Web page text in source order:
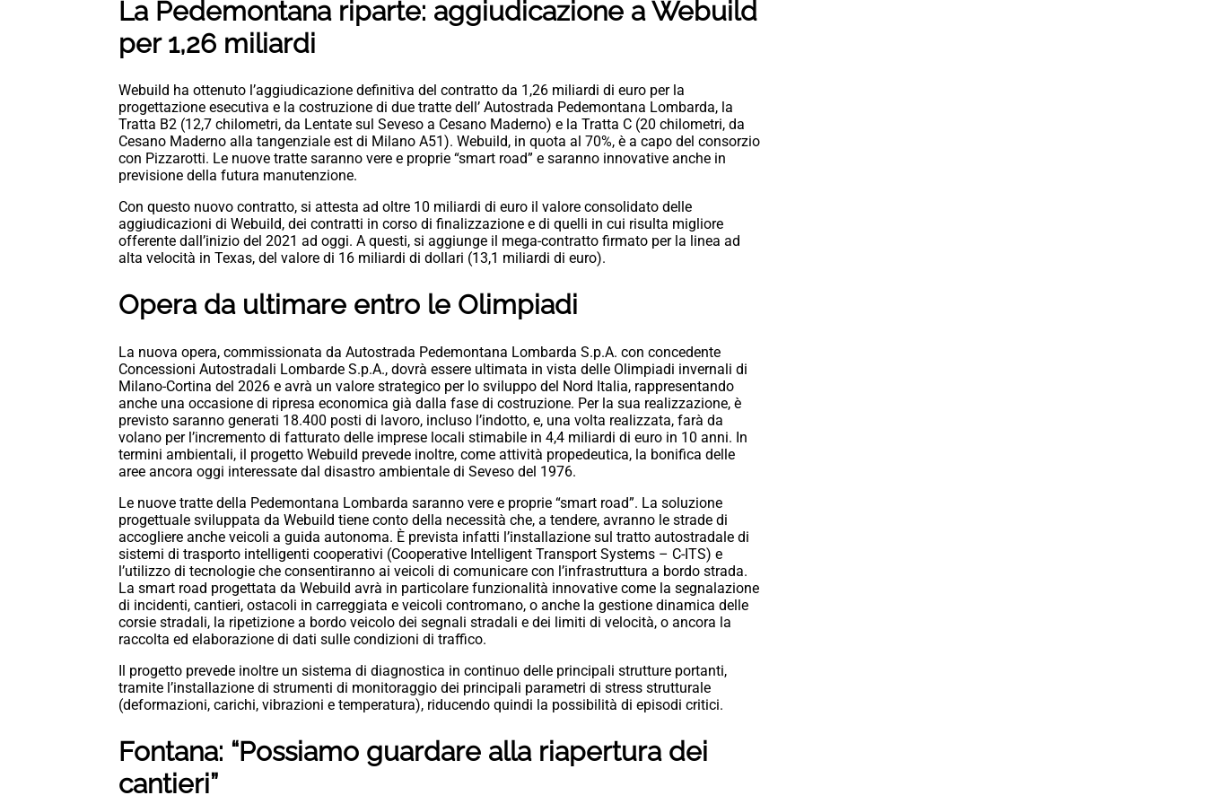
La Pedemontana riparte: aggiudicazione a Webuild
per 1,26 miliardi
Webuild ha ottenuto l’aggiudicazione definitiva del contratto da 1,26 miliardi di euro per la
progettazione esecutiva e la costruzione di due tratte dell’ Autostrada Pedemontana Lombarda, la
Tratta B2 (12,7 chilometri, da Lentate sul Seveso a Cesano Maderno) e la Tratta C (20 chilometri, da
Cesano Maderno alla tangenziale est di Milano A51). Webuild, in quota al 70%, è a capo del consorzio
con Pizzarotti. Le nuove tratte saranno vere e proprie “smart road” e saranno innovative anche in
previsione della futura manutenzione.
Con questo nuovo contratto, si attesta ad oltre 10 miliardi di euro il valore consolidato delle
aggiudicazioni di Webuild, dei contratti in corso di finalizzazione e di quelli in cui risulta migliore
offerente dall’inizio del 2021 ad oggi. A questi, si aggiunge il mega-contratto firmato per la linea ad
alta velocità in Texas, del valore di 16 miliardi di dollari (13,1 miliardi di euro).
Opera da ultimare entro le Olimpiadi
La nuova opera, commissionata da Autostrada Pedemontana Lombarda S.p.A. con concedente
Concessioni Autostradali Lombarde S.p.A., dovrà essere ultimata in vista delle Olimpiadi invernali di
Milano-Cortina del 2026 e avrà un valore strategico per lo sviluppo del Nord Italia, rappresentando
anche una occasione di ripresa economica già dalla fase di costruzione. Per la sua realizzazione, è
previsto saranno generati 18.400 posti di lavoro, incluso l’indotto, e, una volta realizzata, farà da
volano per l’incremento di fatturato delle imprese locali stimabile in 4,4 miliardi di euro in 10 anni. In
termini ambientali, il progetto Webuild prevede inoltre, come attività propedeutica, la bonifica delle
aree ancora oggi interessate dal disastro ambientale di Seveso del 1976.
Le nuove tratte della Pedemontana Lombarda saranno vere e proprie “smart road”. La soluzione
progettuale sviluppata da Webuild tiene conto della necessità che, a tendere, avranno le strade di
accogliere anche veicoli a guida autonoma. È prevista infatti l’installazione sul tratto autostradale di
sistemi di trasporto intelligenti cooperativi (Cooperative Intelligent Transport Systems – C-ITS) e
l’utilizzo di tecnologie che consentiranno ai veicoli di comunicare con l’infrastruttura a bordo strada.
La smart road progettata da Webuild avrà in particolare funzionalità innovative come la segnalazione
di incidenti, cantieri, ostacoli in carreggiata e veicoli contromano, o anche la gestione dinamica delle
corsie stradali, la ripetizione a bordo veicolo dei segnali stradali e dei limiti di velocità, o ancora la
raccolta ed elaborazione di dati sulle condizioni di traffico.
Il progetto prevede inoltre un sistema di diagnostica in continuo delle principali strutture portanti,
tramite l’installazione di strumenti di monitoraggio dei principali parametri di stress strutturale
(deformazioni, carichi, vibrazioni e temperatura), riducendo quindi la possibilità di episodi critici.
Fontana: “Possiamo guardare alla riapertura dei
cantieri”